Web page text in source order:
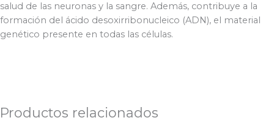
salud de las neuronas y la sangre. Además, contribuye a la
formación del ácido desoxirribonucleico (ADN), el material
genético presente en todas las células.
Productos relacionados